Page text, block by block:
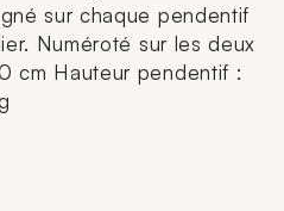
sur chaque pendentif
Numéroté sur les deux
cm Hauteur pendentif :